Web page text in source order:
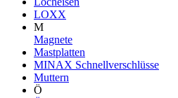
LOXX
M
Magnete
Mastplatten
MINAX Schnellverschlüsse
Muttern
Ö